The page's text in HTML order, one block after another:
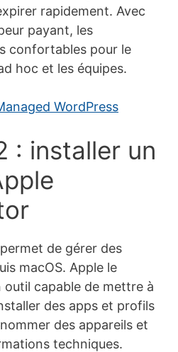
rapidement. Avec
payant, les
confortables pour le
hoc et les équipes.
: installer un
de gérer des
macOS. Apple le
capable de mettre à
des apps et profils
des appareils et
techniques.